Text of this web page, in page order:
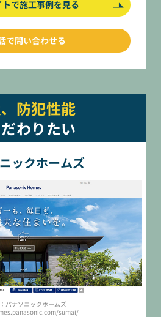
で施工事例を見る
で問い合わせる
防犯性能
わりたい
ックホームズ
パナソニックホームズ
sumai/